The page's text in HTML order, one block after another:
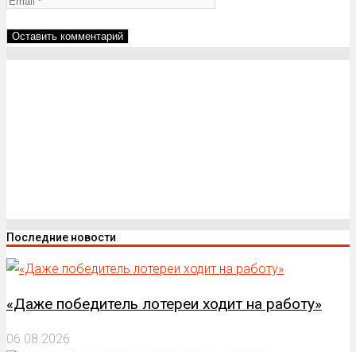
Последние новости
«Даже победитель лотереи ходит на работу»
06.08.2026